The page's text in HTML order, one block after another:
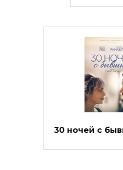
30 ночей с